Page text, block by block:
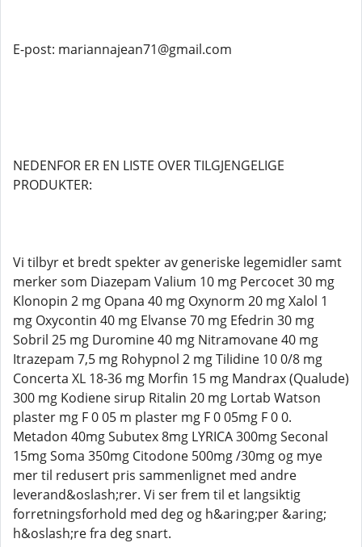
E-post: mariannajean71@gmail.com
NEDENFOR ER EN LISTE OVER TILGJENGELIGE
PRODUKTER:
Vi tilbyr et bredt spekter av generiske legemidler samt
merker som Diazepam Valium 10 mg Percocet 30 mg
Klonopin 2 mg Opana 40 mg Oxynorm 20 mg Xalol 1
mg Oxycontin 40 mg Elvanse 70 mg Efedrin 30 mg
Sobril 25 mg Duromine 40 mg Nitramovane 40 mg
Itrazepam 7,5 mg Rohypnol 2 mg Tilidine 10 0/8 mg
Concerta XL 18-36 mg Morfin 15 mg Mandrax (Qualude)
300 mg Kodiene sirup Ritalin 20 mg Lortab Watson
plaster mg F 0 05 m plaster mg F 0 05mg F 0 0.
Metadon 40mg Subutex 8mg LYRICA 300mg Seconal
15mg Soma 350mg Citodone 500mg /30mg og mye
mer til redusert pris sammenlignet med andre
leverand&oslash;rer. Vi ser frem til et langsiktig
forretningsforhold med deg og h&aring;per &aring;
h&oslash;re fra deg snart.